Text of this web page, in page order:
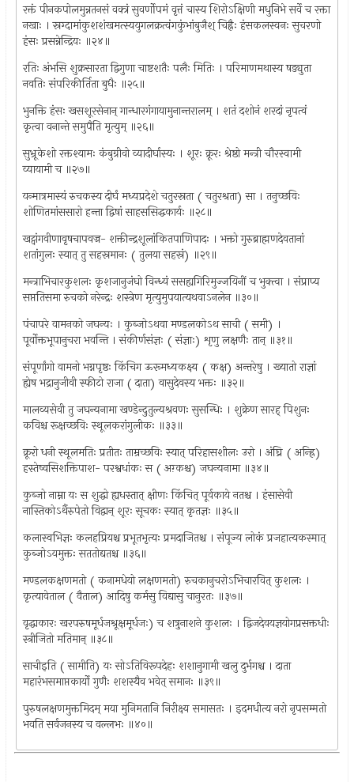
रक्तं पीनकपोलमुन्नतनसं वक्त्रं सुवर्णोपमं वृत्तं चास्य शिरोऽक्षिणी मधुनिभे सर्वे च रक्ता
नखाः । स्रग्दामांकुशशंखमत्स्ययुगलक्रत्वंगकुंभांबुजैश् चिह्नैः हंसकलस्वनः सुचरणो
हंसः प्रसन्नेन्द्रियः ॥२४॥
रतिः अंभसि शुक्रसारता द्विगुणा चाष्टशतैः पलैः मितिः । परिमाणमथास्य षड्युता
नवतिः संपरिकीर्तिता बुधैः ॥२५॥
भुनक्ति हंसः खसशूरसेनान् गान्धारगंगायामुनान्तरालम् । शतं दशोनं शरदां नृपत्वं
कृत्वा वनान्ते समुपैति मृत्युम् ॥२६॥
सुभ्रूकेशो रक्तश्यामः कंबुग्रीवो व्यादीर्घास्यः । शूरः क्रूरः श्रेष्ठो मन्त्री चौरस्वामी
व्यायामी च ॥२७॥
यन्मात्रमास्यं रुचकस्य दीर्घं मध्यप्रदेशे चतुरस्रता ( चतुरश्रता) सा । तनुच्छविः
शोणितमांससारो हन्ता द्विषां साहससिद्धकार्यः ॥२८॥
खट्वांगवीणावृषचापवज्र- शक्तीन्द्रशूलांकितपाणिपादः । भक्तो गुरुब्राह्मणदेवतानां
शतांगुलः स्यात् तु सहस्रमानः ( तुलया सहस्रं) ॥२९॥
मन्त्राभिचारकुशलः कृशजानुजंघो विन्ध्यं ससह्यगिरिमुज्जयिनीं च भुक्त्वा । संप्राप्य
सप्ततिसमा रुचको नरेन्द्रः शस्त्रेण मृत्युमुपयात्यथवाऽनलेन ॥३०॥
पंचापरे वामनको जघन्यः । कुब्जोऽथवा मण्डलकोऽथ साची ( समी) ।
पूर्वोक्तभूपानुचरा भवन्ति । संकीर्णसंज्ञः ( संज्ञाः) शृणु लक्षणैः तान् ॥३१॥
संपूर्णांगो वामनो भग्नपृष्ठः किंचिग ऊरूमध्यकक्ष्य ( कक्ष) अन्तरेषु । ख्यातो राज्ञां
ह्येष भद्रानुजीवी स्फीटो राजा ( दाता) वासुदेवस्य भक्तः ॥३२॥
मालव्यसेवी तु जघन्यनामा खण्डेन्दुतुल्यश्रवणः सुसन्धिः । शुक्रेण सारह् पिशुनः
कविश्च रूक्षच्छविः स्थूलकरांगुलीकः ॥३३॥
क्रूरो धनी स्थूलमतिः प्रतीतः ताम्रच्छविः स्यात् परिहासशीलः उरो । अंघ्रि ( अन्ह्रि)
हस्तेष्वसिशक्तिपाश- परश्वधांकः स ( अग़्कश्च) जघन्यनामा ॥३४॥
कुब्जो नाम्ना यः स शुद्धो ह्यधस्तात् क्षीणः किंचित् पूर्वकाये नतश्च । हंसासेवी
नास्तिकोऽर्थैरुपेतो विद्वान् शूरः सूचकः स्यात् कृतज्ञः ॥३५॥
कलास्वभिज्ञः कलहप्रियश्च प्रभूतभृत्यः प्रमदाजितश्च । संपूज्य लोकं प्रजहात्यकस्मात्
कुब्जोऽयमुक्तः सततोद्यतश्च ॥३६॥
मण्डलकक्षणमतो ( कनामधेयो लक्षणमतो) रुचकानुचरोऽभिचारवित् कुशलः ।
कृत्यावेताल ( वैताल) आदिषु कर्मसु विद्यासु चानुरतः ॥३७॥
वृद्धाकारः खरपरुषमूर्धजश्रूक्षमूर्धजः) च शत्रुनाशने कुशलः । द्विजदेवयज्ञयोगप्रसक्तधीः
स्त्रीजितो मतिमान् ॥३८॥
साचीइति ( सामीति) यः सोऽतिविरूपदेहः शशानुगामी खलु दुर्भगश्च । दाता
महारंभसमाप्तकार्यो गुणैः शशस्यैव भवेत् समानः ॥३९॥
पुरुषलक्षणमुक्तमिदम् मया मुनिमतानि निरीक्ष्य समासतः । इदमधीत्य नरो नृपसम्मतो
भवति सर्वजनस्य च वल्लभः ॥४०॥